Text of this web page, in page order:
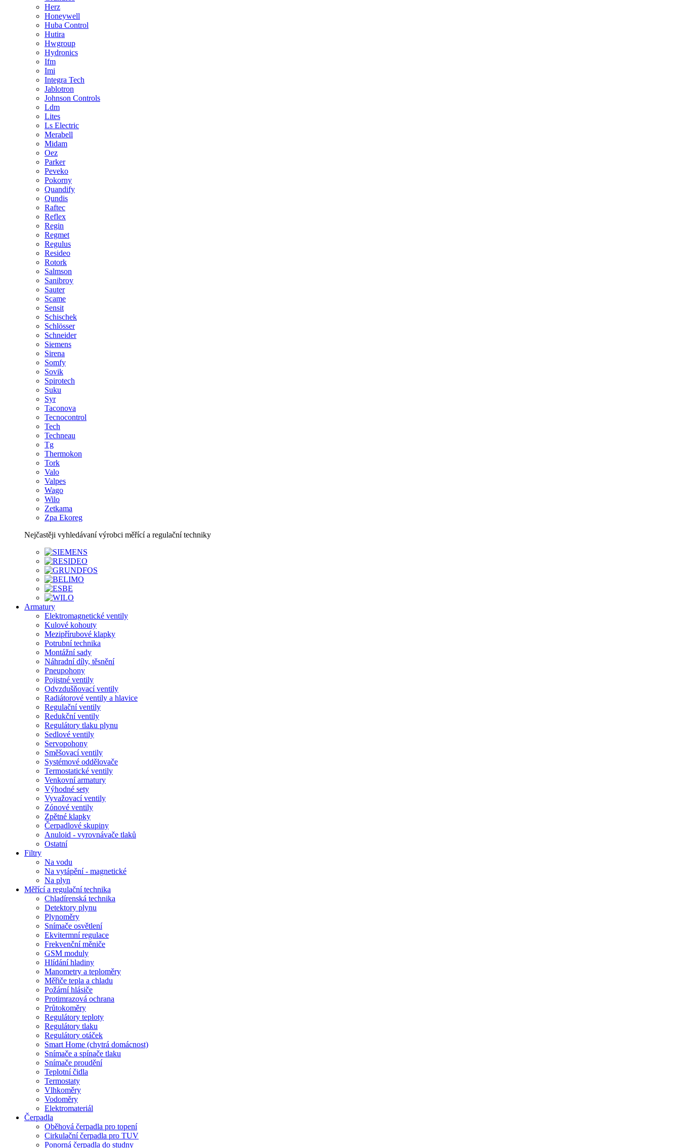
Herz
Honeywell
Huba Control
Hutira
Hwgroup
Hydronics
Ifm
Imi
Integra Tech
Jablotron
Johnson Controls
Ldm
Lites
Ls Electric
Merabell
Midam
Oez
Parker
Peveko
Pokorny
Quandify
Qundis
Raftec
Reflex
Regin
Regmet
Regulus
Resideo
Rotork
Salmson
Sanibroy
Sauter
Scame
Sensit
Schischek
Schlösser
Schneider
Siemens
Sirena
Somfy
Sovik
Spirotech
Suku
Syr
Taconova
Tecnocontrol
Tech
Techneau
Tg
Thermokon
Tork
Valo
Valpes
Wago
Wilo
Zetkama
Zpa Ekoreg
Nejčastěji vyhledávaní výrobci měřící a regulační techniky
Armatury
Elektromagnetické ventily
Kulové kohouty
Mezipřírubové klapky
Potrubní technika
Montážní sady
Náhradní díly, těsnění
Pneupohony
Pojistné ventily
Odvzdušňovací ventily
Radiátorové ventily a hlavice
Regulační ventily
Redukční ventily
Regulátory tlaku plynu
Sedlové ventily
Servopohony
Směšovací ventily
Systémové oddělovače
Termostatické ventily
Venkovní armatury
Výhodné sety
Vyvažovací ventily
Zónové ventily
Zpětné klapky
Čerpadlové skupiny
Anuloid - vyrovnávače tlaků
Ostatní
Filtry
Na vodu
Na vytápění - magnetické
Na plyn
Měřící a regulační technika
Chladírenská technika
Detektory plynu
Plynoměry
Snímače osvětlení
Ekvitermní regulace
Frekvenční měniče
GSM moduly
Hlídání hladiny
Manometry a teploměry
Měřiče tepla a chladu
Požární hlásiče
Protimrazová ochrana
Průtokoměry
Regulátory teploty
Regulátory tlaku
Regulátory otáček
Smart Home (chytrá domácnost)
Snímače a spínače tlaku
Snímače proudění
Teplotní čidla
Termostaty
Vlhkoměry
Vodoměry
Elektromateriál
Čerpadla
Oběhová čerpadla pro topení
Cirkulační čerpadla pro TUV
Ponorná čerpadla do studny